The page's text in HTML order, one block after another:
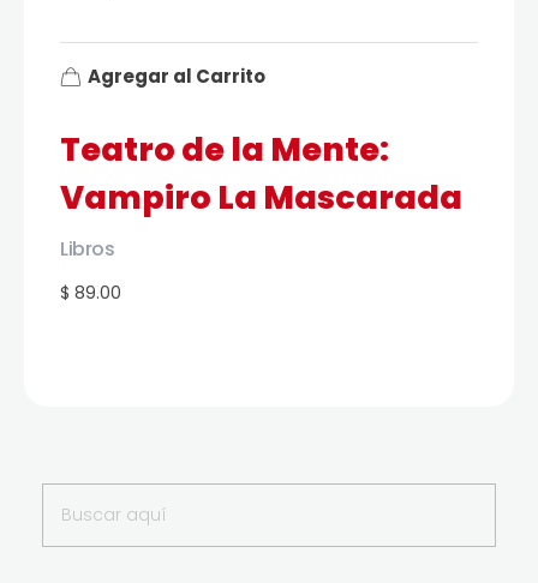
Teatro de la Mente:
Vampiro La Mascarada
$ 89.00
Libros
Agregar al Carrito